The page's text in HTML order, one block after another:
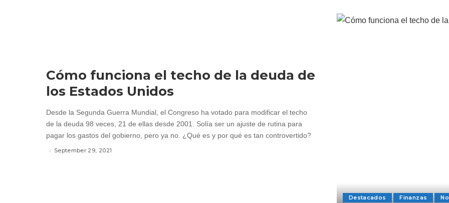
Destacados Finanzas
Cómo funciona el techo de la deuda de
los Estados Unidos
Desde la Segunda Guerra Mundial, el Congreso ha votado para modificar el techo
de la deuda 98 veces, 21 de ellas desde 2001. Solía ser un ajuste de rutina para
pagar los gastos del gobierno, pero ya no. ¿Qué es y por qué es tan controvertido?
September 29, 2021